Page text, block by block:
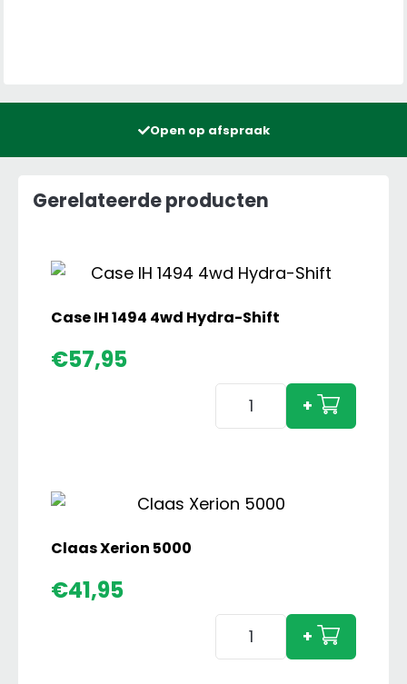
Open op afspraak
Gerelateerde producten
Case IH 1494 4wd Hydra-Shift
€57,95
Case
Hydra-
Shift
+
Claas Xerion 5000
€41,95
Claas
Xerion
+